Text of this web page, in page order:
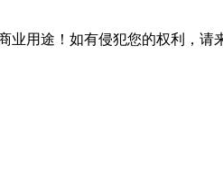
用途！如有侵犯您的权利，请